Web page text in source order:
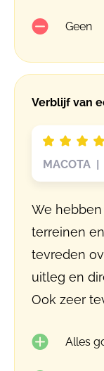
Geen
Verblijf van
MACOTA
We
terreinen
tevreden
uitleg en
Ook zeer
Alles